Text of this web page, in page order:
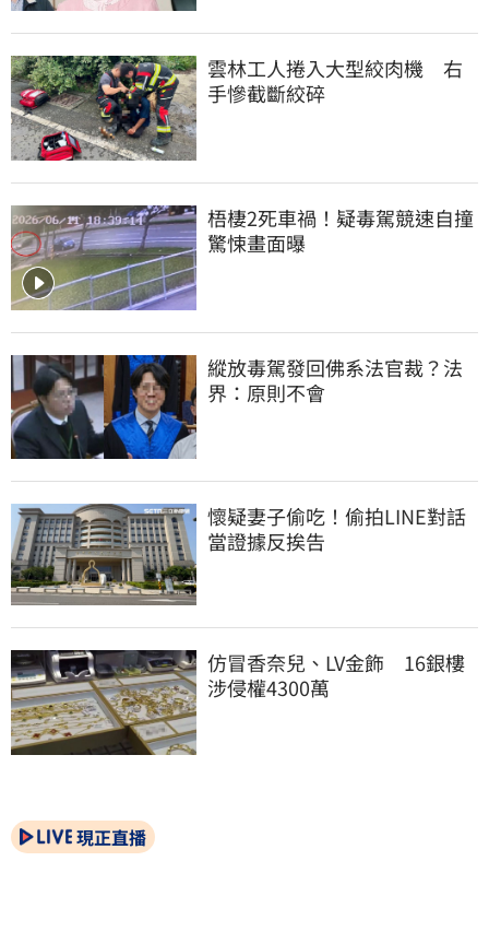
雲林工人捲入大型絞肉機　右
手慘截斷絞碎
梧棲2死車禍！疑毒駕競速自撞
驚悚畫面曝
縱放毒駕發回佛系法官裁？法
界：原則不會
懷疑妻子偷吃！偷拍LINE對話
當證據反挨告
仿冒香奈兒、LV金飾　16銀樓
涉侵權4300萬
現正直播